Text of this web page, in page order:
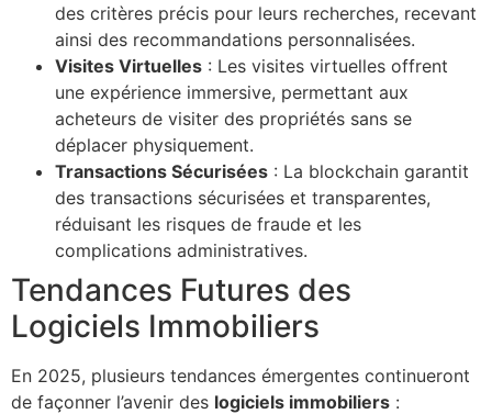
des critères précis pour leurs recherches, recevant
ainsi des recommandations personnalisées.
Visites Virtuelles : Les visites virtuelles offrent
une expérience immersive, permettant aux
acheteurs de visiter des propriétés sans se
déplacer physiquement.
Transactions Sécurisées : La blockchain garantit
des transactions sécurisées et transparentes,
réduisant les risques de fraude et les
complications administratives.
Tendances Futures des
Logiciels Immobiliers
En 2025, plusieurs tendances émergentes continueront
de façonner l’avenir des logiciels immobiliers :